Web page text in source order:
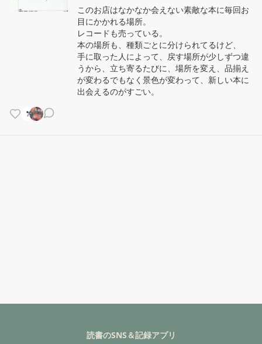
このお店はなかなか会えない素敵な本に毎回お
目にかかれる場所。
レコードも売っている。
本の場所も、種類ごとに分けられてるけど、
手に取った人によって、戻す場所が少しずつ違
うから、立ち寄るたびに、場所を変え、品揃え
が変わるでもなく景色が変わって、新しい本に
出会えるのがすごい。
読書のSNS＆記録アプリ